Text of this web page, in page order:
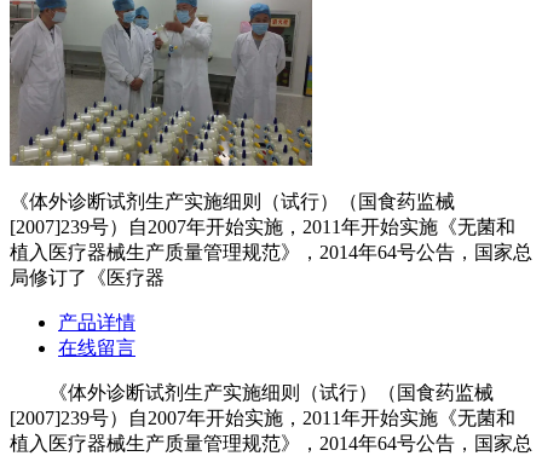
《体外诊断试剂生产实施细则（试行）（国食药监械
[2007]239号）自2007年开始实施，2011年开始实施《无菌和
植入医疗器械生产质量管理规范》，2014年64号公告，国家总
局修订了《医疗器
产品详情
在线留言
《体外诊断试剂生产实施细则（试行）（国食药监械
[2007]239号）自2007年开始实施，2011年开始实施《无菌和
植入医疗器械生产质量管理规范》，2014年64号公告，国家总